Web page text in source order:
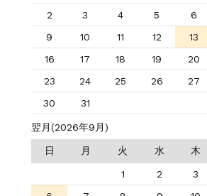
2
3 4 5 6
9
10 11 12 13
16
17 18 19 20
23
24 25 26 27
30
31
翌月(2026年9月)
日 月 火 水 木
1 2 3